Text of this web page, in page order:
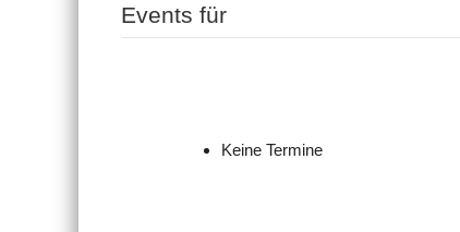
Events für
Keine Termine